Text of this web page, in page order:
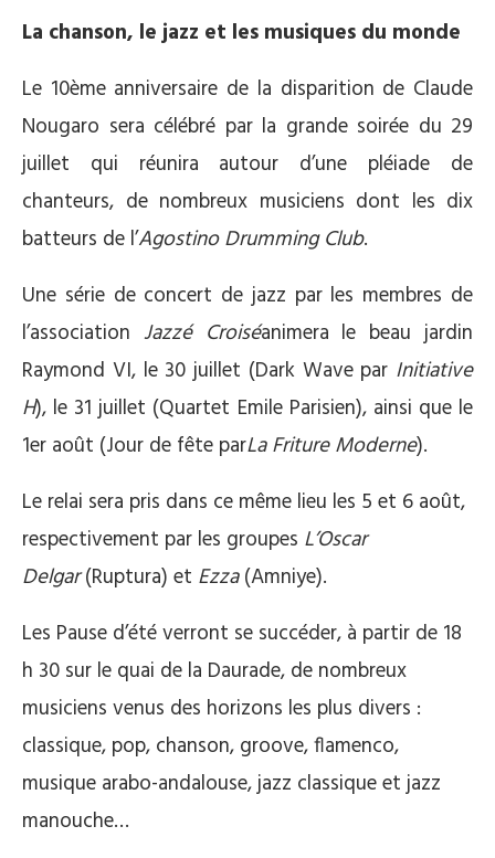
La chanson, le jazz et les musiques du monde
Le 10ème anniversaire de la disparition de Claude
Nougaro sera célébré par la grande soirée du 29
juillet qui réunira autour d’une pléiade de
chanteurs, de nombreux musiciens dont les dix
batteurs de l’Agostino Drumming Club.
Une série de concert de jazz par les membres de
l’association Jazzé Croiséanimera le beau jardin
Raymond VI, le 30 juillet (Dark Wave par Initiative
H), le 31 juillet (Quartet Emile Parisien), ainsi que le
1er août (Jour de fête parLa Friture Moderne).
Le relai sera pris dans ce même lieu les 5 et 6 août,
respectivement par les groupes L’Oscar
Delgar(Ruptura) et Ezza(Amniye).
Les Pause d’été verront se succéder, à partir de 18
h 30 sur le quai de la Daurade, de nombreux
musiciens venus des horizons les plus divers :
classique, pop, chanson, groove, flamenco,
musique arabo-andalouse, jazz classique et jazz
manouche…